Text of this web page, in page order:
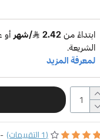
(1 التقييمات) -